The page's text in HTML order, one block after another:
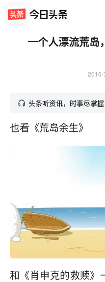
一个人漂流荒岛
2016-
头条听资讯，时事尽掌握
也看《荒岛余生》
和《肖申克的救赎》